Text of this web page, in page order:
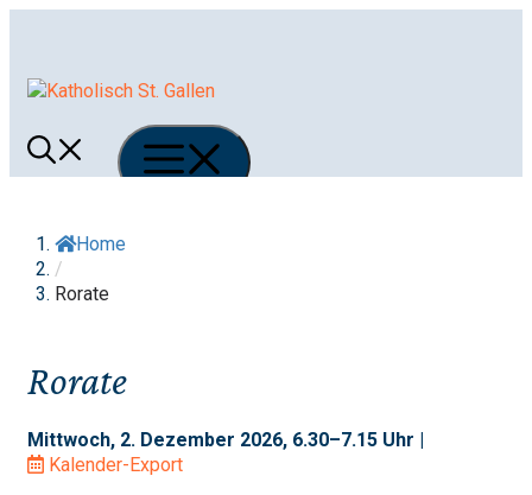
Menü
Home
/
Rorate
Rorate
Mittwoch, 2. Dezember 2026, 6.30–7.15 Uhr |
Kalender-Export